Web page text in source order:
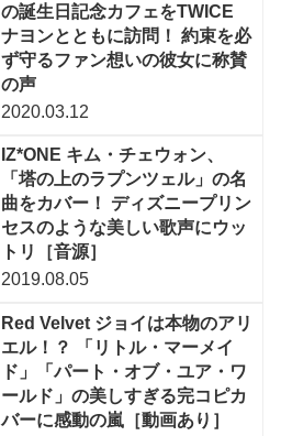
の誕生日記念カフェをTWICE
ナヨンとともに訪問！ 約束を必
ず守るファン想いの彼女に称賛
の声
2020.03.12
IZ*ONE キム・チェウォン、
「塔の上のラプンツェル」の名
曲をカバー！ ディズニープリン
セスのような美しい歌声にウッ
トリ［音源］
2019.08.05
Red Velvet ジョイは本物のアリ
エル！？ 「リトル・マーメイ
ド」「パート・オブ・ユア・ワ
ールド」の美しすぎる完コピカ
バーに感動の嵐［動画あり］